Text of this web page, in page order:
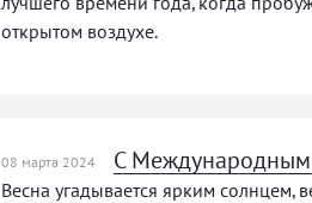
открытом воздухе.
08 марта 2024 С
Весна угадывается ярким солнцем,